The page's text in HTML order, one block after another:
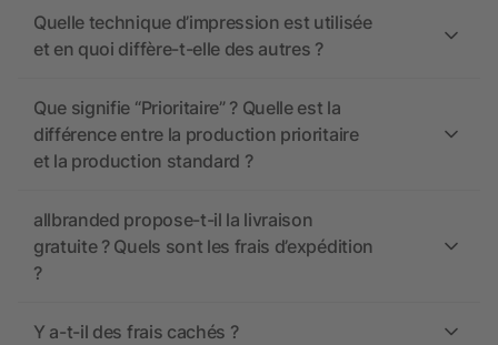
Quelle technique d’impression est utilisée
et en quoi diffère-t-elle des autres ?
Que signifie “Prioritaire” ? Quelle est la
différence entre la production prioritaire
et la production standard ?
allbranded propose-t-il la livraison
gratuite ? Quels sont les frais d’expédition
?
Y a-t-il des frais cachés ?